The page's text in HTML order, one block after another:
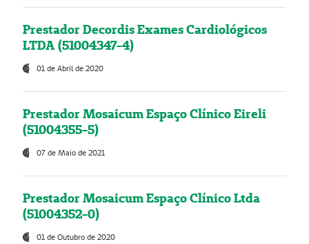
Prestador Decordis Exames Cardiológicos
LTDA (51004347-4)
01 de Abril de 2020
Prestador Mosaicum Espaço Clínico Eireli
(51004355-5)
07 de Maio de 2021
Prestador Mosaicum Espaço Clínico Ltda
(51004352-0)
01 de Outubro de 2020